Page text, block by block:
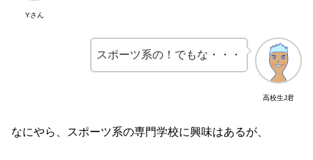
Yさん
高校生J君
スポーツ系の！でもな・・・
なにやら、スポーツ系の専門学校に興味はあるが、